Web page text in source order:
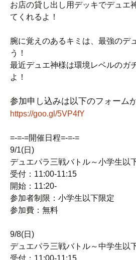
お店の貸し出し用デッキでデュエ
てくれるよ！
腕に覚えのあるキミは、最強のデ
う！
最近デュエ神様は環境レベルのガ
よ！
参加申し込みは以下のフォーム
https://goo.gl/5VP4fY
=-=-=開催日程=-=-=
9/1(日)
デュエパラ三戦バトル～小学生以
受付：11:00-11:15
開始：11:20-
参加者制限：小学生以下限定
参加費：無料
9/8(日)
デュエパラ三戦バトル～中学生以
受付：11:00-11:15